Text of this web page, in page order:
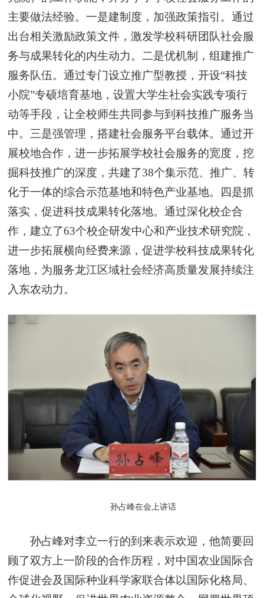
主要做法经验。一是建制度，加强政策指引。通过
出台相关激励政策文件，激发学校科研团队社会服
务与成果转化的内生动力。二是优机制，组建推广
服务队伍。通过专门设立推广型教授，开设“科技
小院”专硕培育基地，设置大学生社会实践专项行
动等手段，让全校师生共同参与到科技推广服务当
中。三是强管理，搭建社会服务平台载体。通过开
展校地合作，进一步拓展学校社会服务的宽度，挖
掘科技推广的深度，共建了38个集示范、推广、转
化于一体的综合示范基地和特色产业基地。四是抓
落实，促进科技成果转化落地。通过深化校企合
作，建立了63个校企研发中心和产业技术研究院，
进一步拓展横向经费来源，促进学校科技成果转化
落地，为服务龙江区域社会经济高质量发展持续注
入东农动力。
孙占峰在会上讲话
孙占峰对李立一行的到来表示欢迎，他简要回
顾了双方上一阶段的合作历程，对中国农业国际合
作促进会及国际种业科学家联合体以国际化格局、